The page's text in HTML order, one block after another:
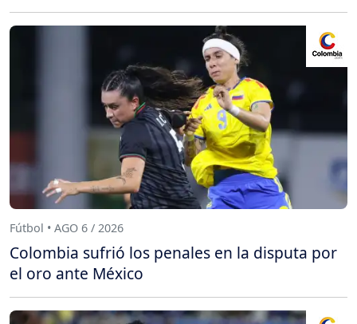
Fútbol • AGO 6 / 2026
Colombia sufrió los penales en la disputa por
el oro ante México